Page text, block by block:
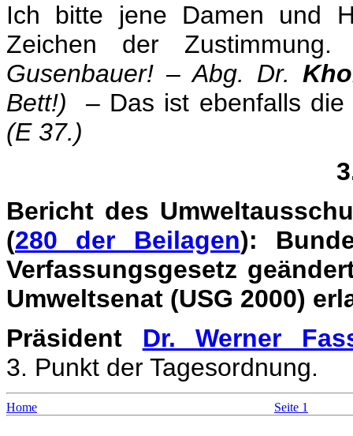
Ich bitte jene Damen und
Zeichen der Zustimmung.
Gusenbauer! – Abg. Dr.
Bett!) – Das ist ebenfalls die
(E 37.)
Bericht des
(280 der Beilagen):
Verfassungsgesetz
Umweltsenat (USG 2000)
Präsident Dr. Werner
3. Punkt der Tagesordnung.
Home Seite 1